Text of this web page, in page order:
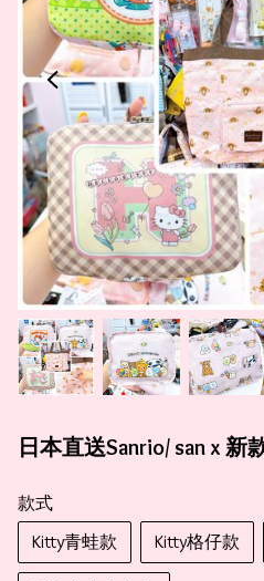
日本直送Sanrio/ san x
款式
Kitty青蛙款
Kitty格仔款